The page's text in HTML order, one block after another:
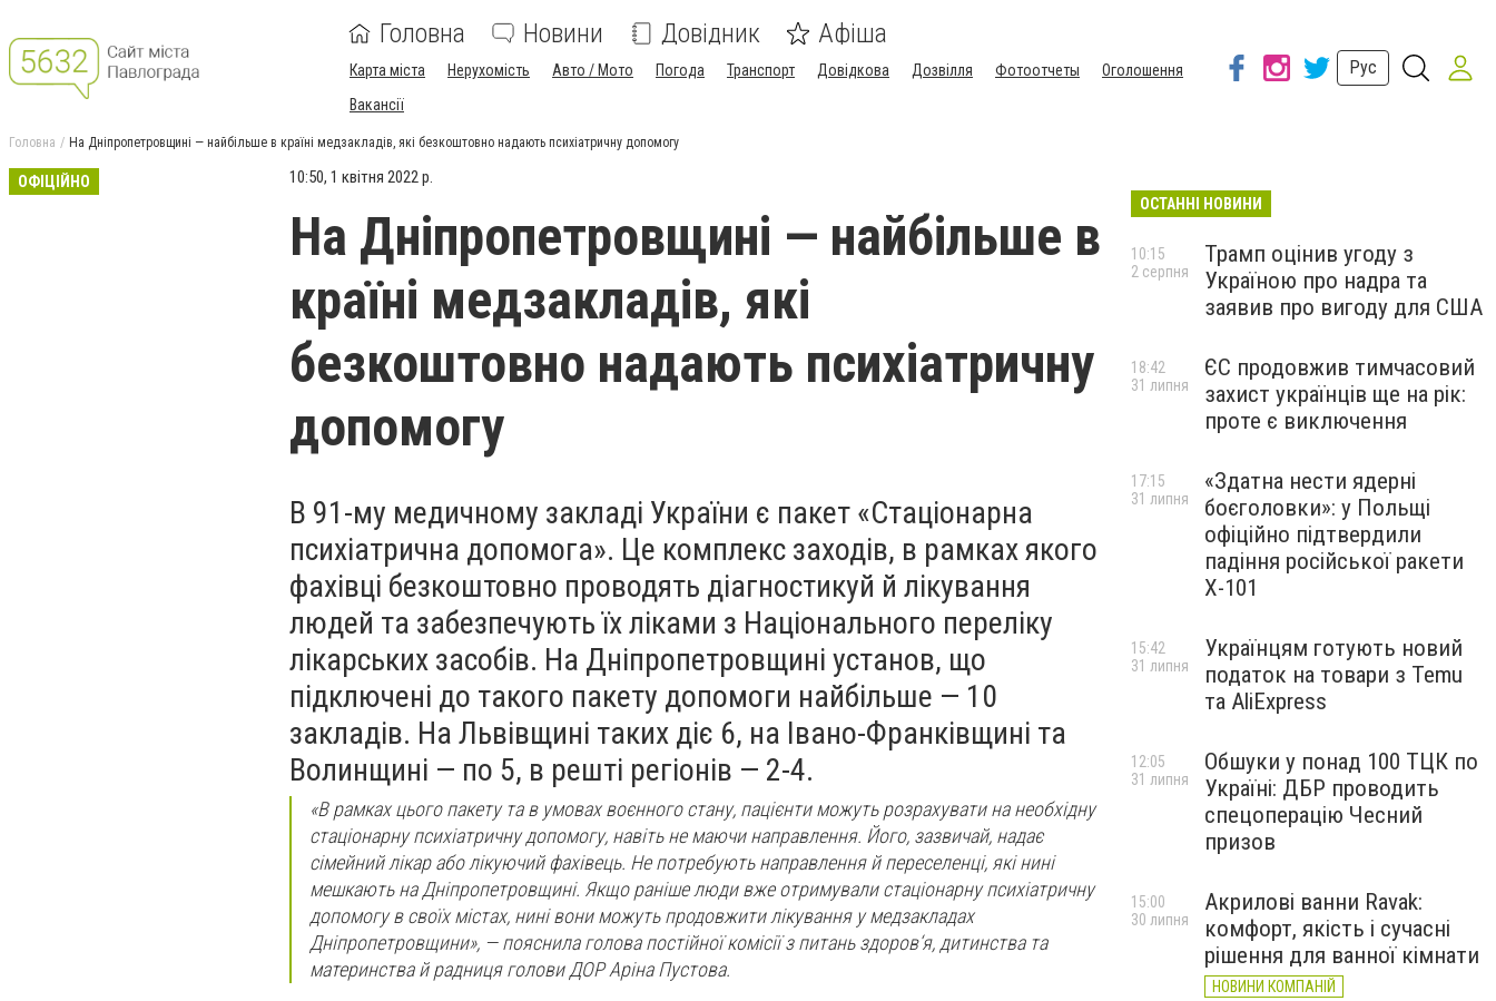
Головна Новини Довідник Афіша
Карта міста Нерухомість Авто / Мото Погода Транспорт Довідкова Дозвілля Фотоотчеты
Оголошення
Вакансії
Рус
Головна На Дніпропетровщині — найбільше в країні медзакладів, які безкоштовно надають психіатричну допомогу
ОФІЦІЙНО 10:50, 1 квітня 2022 р.
На Дніпропетровщині — найбільше в
країні медзакладів, які
безкоштовно надають психіатричну
допомогу
В 91-му медичному закладі України є пакет «Стаціонарна
психіатрична допомога». Це комплекс заходів, в рамках якого
фахівці безкоштовно проводять діагностикуй й лікування
людей та забезпечують їх ліками з Національного переліку
лікарських засобів. На Дніпропетровщині установ, що
підключені до такого пакету допомоги найбільше — 10
закладів. На Львівщині таких діє 6, на Івано-Франківщині та
Волинщині — по 5, в решті регіонів — 2-4.
«В рамках цього пакету та в умовах воєнного стану, пацієнти можуть розрахувати на необхідну
стаціонарну психіатричну допомогу, навіть не маючи направлення. Його, зазвичай, надає
сімейний лікар або лікуючий фахівець. Не потребують направлення й переселенці, які нині
мешкають на Дніпропетровщині. Якщо раніше люди вже отримували стаціонарну психіатричну
допомогу в своїх містах, нині вони можуть продовжити лікування у медзакладах
Дніпропетровщини», — пояснила голова постійної комісії з питань здоров‘я, дитинства та
материнства й радниця голови ДОР Аріна Пустова.
ОСТАННІ НОВИНИ
Трамп оцінив угоду з
Україною про надра та
заявив про вигоду для США
10:15
2 серпня
ЄС продовжив тимчасовий
захист українців ще на рік:
проте є виключення
18:42
31 липня
«Здатна нести ядерні
боєголовки»: у Польщі
офіційно підтвердили
падіння російської ракети
Х-101
17:15
31 липня
Українцям готують новий
податок на товари з Temu
та AliExpress
15:42
31 липня
Обшуки у понад 100 ТЦК по
Україні: ДБР проводить
спецоперацію Чесний
призов
12:05
31 липня
Акрилові ванни Ravak:
комфорт, якість і сучасні
рішення для ванної кімнати
НОВИНИ КОМПАНІЙ
15:00
30 липня